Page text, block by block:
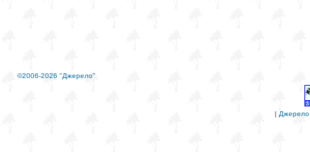
©2006-2026 "Джерело"
| Джерело